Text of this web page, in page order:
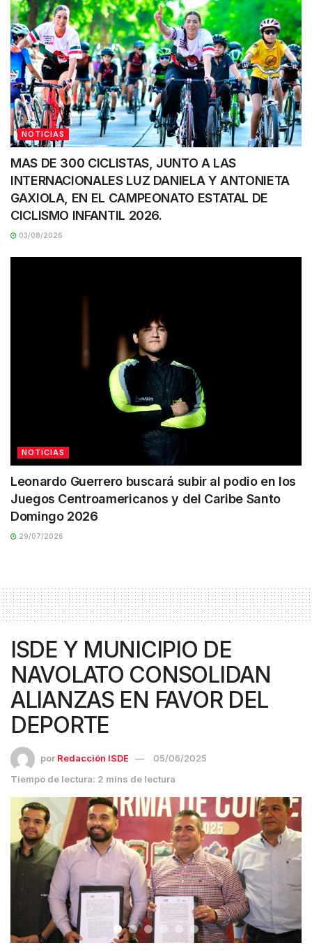
NOTICIAS
MAS DE 300 CICLISTAS, JUNTO A LAS
INTERNACIONALES LUZ DANIELA Y ANTONIETA
GAXIOLA, EN EL CAMPEONATO ESTATAL DE
CICLISMO INFANTIL 2026.
03/08/2026
NOTICIAS
Leonardo Guerrero buscará subir al podio en los
Juegos Centroamericanos y del Caribe Santo
Domingo 2026
29/07/2026
ISDE Y MUNICIPIO DE
NAVOLATO CONSOLIDAN
ALIANZAS EN FAVOR DEL
DEPORTE
por Redacción ISDE
05/06/2025
Tiempo de lectura: 2 mins de lectura